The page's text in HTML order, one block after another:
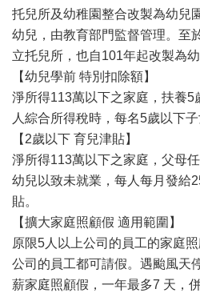
托兒所及幼稚園整合改製為幼兒
幼兒，由教育部門監督管理。至
立托兒所，也自101年起改製為幼
【幼兒學前 特別扣除額】
淨所得113萬以下之家庭，扶養5
人綜合所得稅時，每名5歲以下
【2歲以下 育兒津貼】
淨所得113萬以下之家庭，父母
幼兒以致未就業，每人每月發給
貼。
【擴大家庭照顧假 適用範圍】
原限5人以上公司的員工的家庭
公司的員工都可請假。遇颱風天
薪家庭照顧假，一年最多7 天，